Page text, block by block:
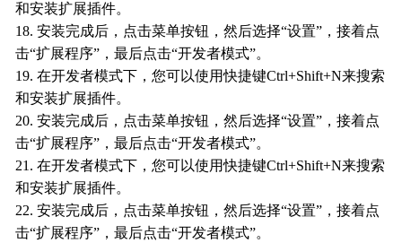
和安装扩展插件。
18. 安装完成后，点击菜单按钮，然后选择“设置”，接着点
击“扩展程序”，最后点击“开发者模式”。
19. 在开发者模式下，您可以使用快捷键Ctrl+Shift+N来搜索
和安装扩展插件。
20. 安装完成后，点击菜单按钮，然后选择“设置”，接着点
击“扩展程序”，最后点击“开发者模式”。
21. 在开发者模式下，您可以使用快捷键Ctrl+Shift+N来搜索
和安装扩展插件。
22. 安装完成后，点击菜单按钮，然后选择“设置”，接着点
击“扩展程序”，最后点击“开发者模式”。